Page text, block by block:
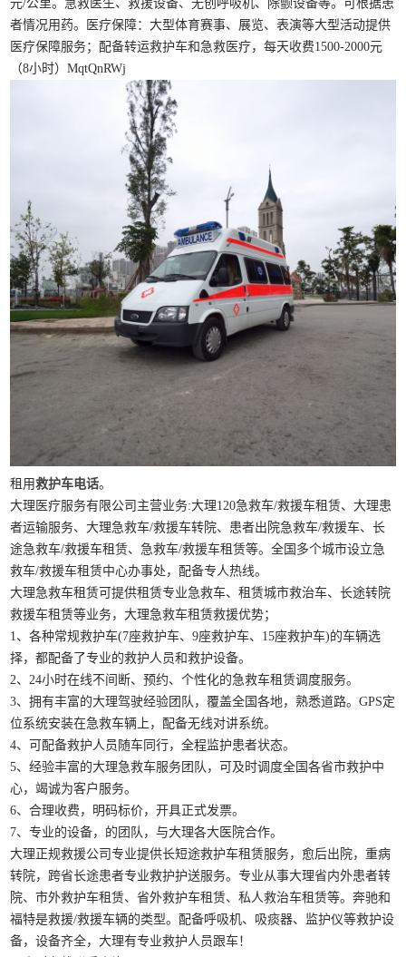
元/公里。急救医生、救援设备、无创呼吸机、除颤设备等。可根据患
者情况用药。医疗保障：大型体育赛事、展览、表演等大型活动提供
医疗保障服务；配备转运救护车和急救医疗，每天收费1500-2000元
（8小时）MqtQnRWj
租用救护车电话。
大理医疗服务有限公司主营业务:大理120急救车/救援车租赁、大理患
者运输服务、大理急救车/救援车转院、患者出院急救车/救援车、长
途急救车/救援车租赁、急救车/救援车租赁等。全国多个城市设立急
救车/救援车租赁中心办事处，配备专人热线。
大理急救车租赁可提供租赁专业急救车、租赁城市救治车、长途转院
救援车租赁等业务，大理急救车租赁救援优势；
1、各种常规救护车(7座救护车、9座救护车、15座救护车)的车辆选
择，都配备了专业的救护人员和救护设备。
2、24小时在线不间断、预约、个性化的急救车租赁调度服务。
3、拥有丰富的大理驾驶经验团队，覆盖全国各地，熟悉道路。GPS定
位系统安装在急救车辆上，配备无线对讲系统。
4、可配备救护人员随车同行，全程监护患者状态。
5、经验丰富的大理急救车服务团队，可及时调度全国各省市救护中
心，竭诚为客户服务。
6、合理收费，明码标价，开具正式发票。
7、专业的设备，的团队，与大理各大医院合作。
大理正规救援公司专业提供长短途救护车租赁服务，愈后出院，重病
转院，跨省长途患者专业救护护送服务。专业从事大理省内外患者转
院、市外救护车租赁、省外救护车租赁、私人救治车租赁等。奔驰和
福特是救援/救援车辆的类型。配备呼吸机、吸痰器、监护仪等救护设
备，设备齐全，大理有专业救护人员跟车！